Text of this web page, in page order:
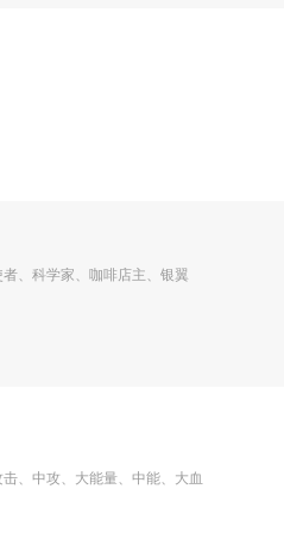
、科学家、咖啡店主、银翼
、中攻、大能量、中能、大血